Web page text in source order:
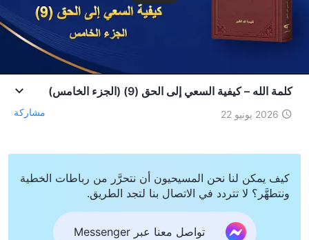
كلمة الله – كيفية السعي إلى الحق (9) (الجزء الخامس)
2026 يونيو 22 مشاركة
كيف يمكن لنا نحن المسيحيون أن نتحرَّر من رباطات الخطية
ونتطهَّر؟ لا تتردد في الاتصال بنا لتجد الطريق.
تواصل معنا عبر Messenger